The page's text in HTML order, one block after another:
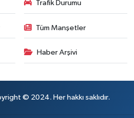
Trafik Durumu
Tüm Manşetler
Haber Arşivi
© 2024. Her hakkı saklıdır.